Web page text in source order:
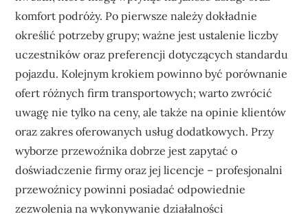
komfort podróży. Po pierwsze należy dokładnie
określić potrzeby grupy; ważne jest ustalenie liczby
uczestników oraz preferencji dotyczących standardu
pojazdu. Kolejnym krokiem powinno być porównanie
ofert różnych firm transportowych; warto zwrócić
uwagę nie tylko na ceny, ale także na opinie klientów
oraz zakres oferowanych usług dodatkowych. Przy
wyborze przewoźnika dobrze jest zapytać o
doświadczenie firmy oraz jej licencje – profesjonalni
przewoźnicy powinni posiadać odpowiednie
zezwolenia na wykonywanie działalności